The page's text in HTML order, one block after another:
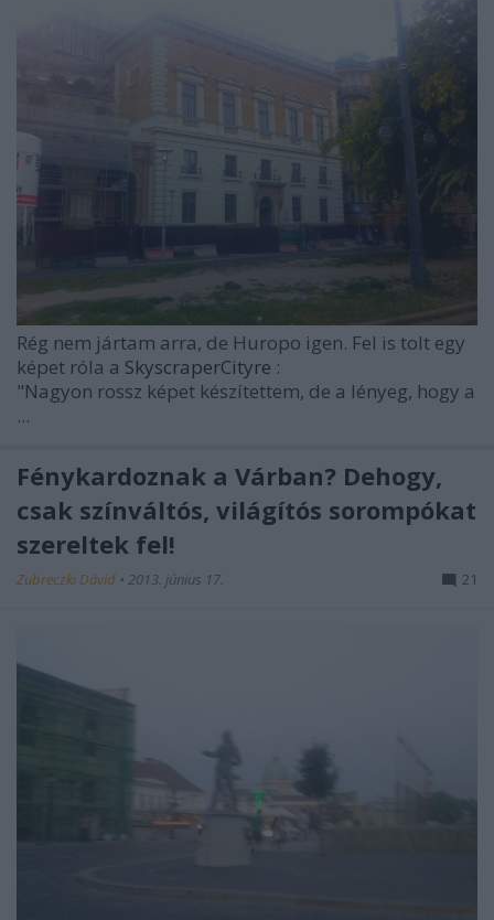
Rég nem jártam arra, de Huropo igen. Fel is tolt egy
képet róla a SkyscraperCityre :
"Nagyon rossz képet készítettem, de a lényeg, hogy a
...
Fénykardoznak a Várban? Dehogy,
csak színváltós, világítós sorompókat
szereltek fel!
Zubreczki Dávid • 2013. június 17. 21